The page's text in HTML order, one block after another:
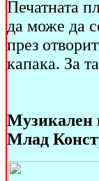
Печатната
да може да
през
капака. За
Музикален
Млад